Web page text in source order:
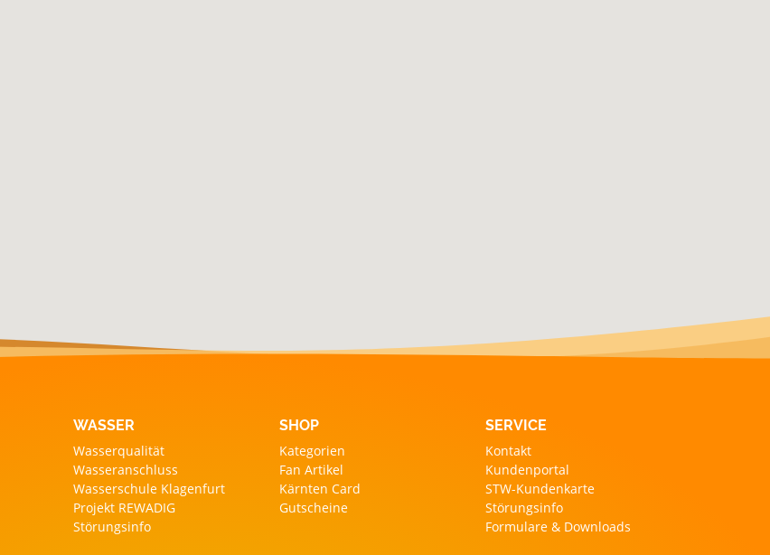
WASSER
Wasserqualität
Wasseranschluss
Wasserschule Klagenfurt
Projekt REWADIG
Störungsinfo
SHOP
Kategorien
Fan Artikel
Kärnten Card
Gutscheine
SERVICE
Kontakt
Kundenportal
STW-Kundenkarte
Störungsinfo
Formulare & Downloads